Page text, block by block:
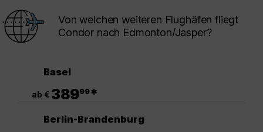
Von welchen weiteren Flughäfen fliegt
Condor nach Edmonton/Jasper?
Basel
ab € 38999*
Berlin-Brandenburg